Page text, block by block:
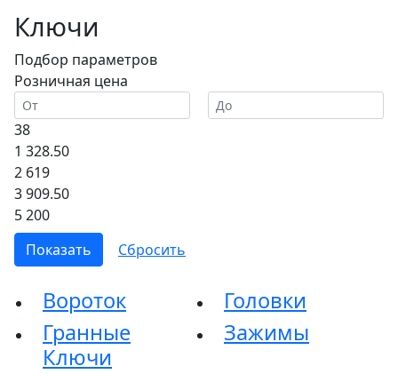
Ключи
Подбор параметров
Розничная цена
38
1 328.50
2 619
3 909.50
5 200
Вороток
Головки
Гранные
Ключи
Зажимы